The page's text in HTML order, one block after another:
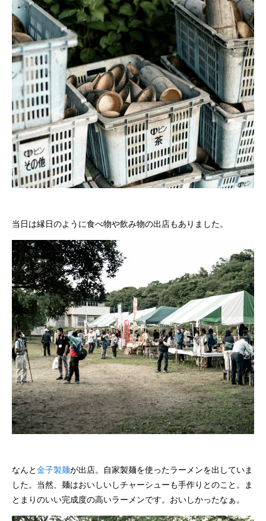
当日は縁日のように食べ物や飲み物の出店もありました。
なんと金子製麺が出店。自家製麺を使ったラーメンを出していま
した。当然、麺はおいしいしチャーシューも手作りとのこと。ま
とまりのいい完成度の高いラーメンです。おいしかったなぁ。